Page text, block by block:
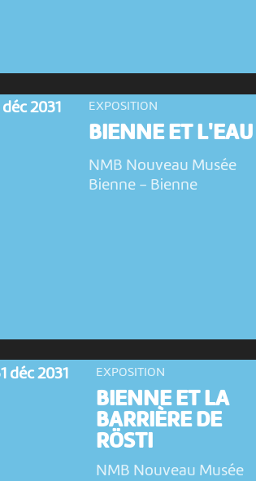
2031 EXPOSITION
BIENNE ET L'EAU
NMB Nouveau Musée
Bienne - Bienne
déc 2031 EXPOSITION
BIENNE ET LA
BARRIÈRE DE
RÖSTI
NMB Nouveau Musée